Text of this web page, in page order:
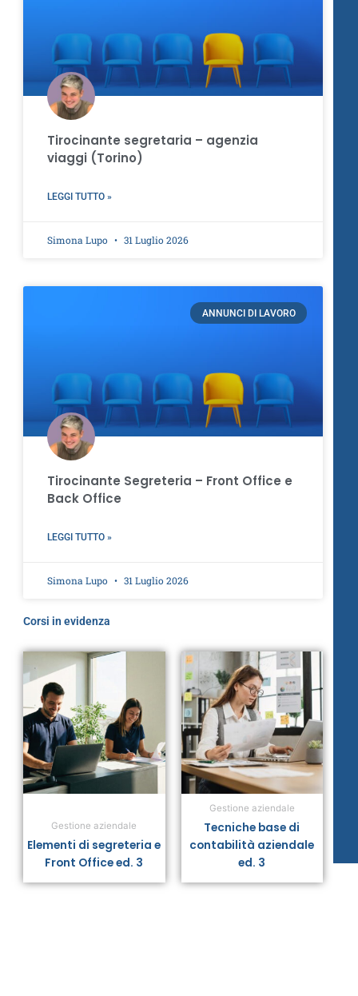
Tirocinante segretaria – agenzia
viaggi (Torino)
LEGGI TUTTO »
Simona Lupo 31 Luglio 2026
ANNUNCI DI LAVORO
Tirocinante Segreteria – Front Office e
Back Office
LEGGI TUTTO »
Simona Lupo 31 Luglio 2026
Corsi in evidenza
Gestione aziendale
Elementi di segreteria e
Front Office ed. 3
Gestione aziendale
Tecniche base di
contabilità aziendale
ed. 3